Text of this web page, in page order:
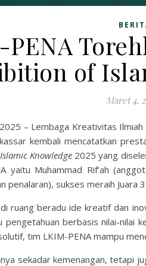
of
Maret 4,
– Lembaga Kreativitas
kembali mencatatkan
Knowledge2025 yang
yaitu Muhammad Rif’ah
penalaran), sukses meraih Juara
ruang beradu ide kreatif dan
pengetahuan berbasis nilai-nilai
tim LKIM-PENA mampu
sekadar kemenangan, tetapi